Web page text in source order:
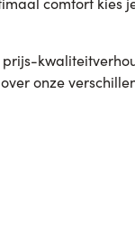
onze